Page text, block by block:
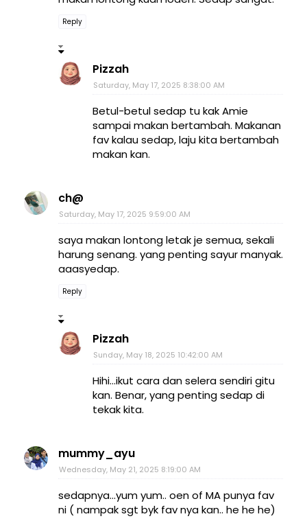
Reply
Pizzah
Saturday, May 17, 2025 8:38:00 AM
Betul-betul sedap tu kak Amie
sampai makan bertambah. Makanan
fav kalau sedap, laju kita bertambah
makan kan.
ch@
Saturday, May 17, 2025 9:59:00 AM
saya makan lontong letak je semua, sekali
harung senang. yang penting sayur manyak.
aaasyedap.
Reply
Pizzah
Sunday, May 18, 2025 10:42:00 AM
Hihi...ikut cara dan selera sendiri gitu
kan. Benar, yang penting sedap di
tekak kita.
mummy_ayu
Wednesday, May 21, 2025 8:19:00 AM
sedapnya...yum yum.. oen of MA punya fav
ni ( nampak sgt byk fav nya kan.. he he he)